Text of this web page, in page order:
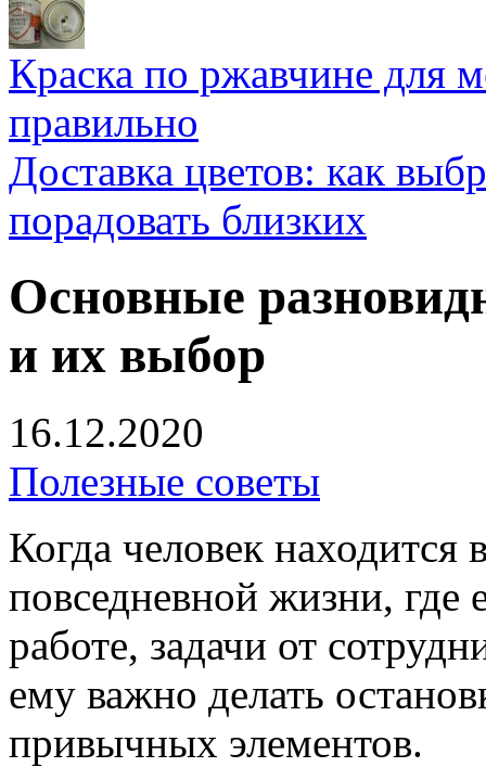
Краска по ржавчине для
правильно
Доставка цветов: как
порадовать близких
Основные
и их выбор
16.12.2020
Полезные советы
Когда человек находится
повседневной жизни, где
работе, задачи от
ему важно делать
привычных элементов.